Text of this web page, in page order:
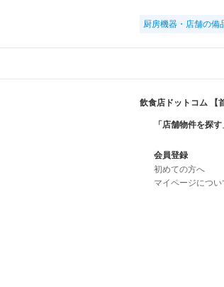
厨房機器・店舗の
飲食店ドットコム 【
「店舗物件を探
会員登録
初めての方へ
マイページについ